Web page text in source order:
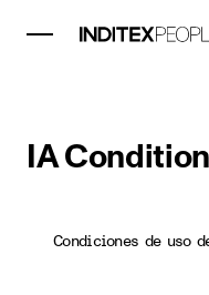
IA
Condiciones de uso